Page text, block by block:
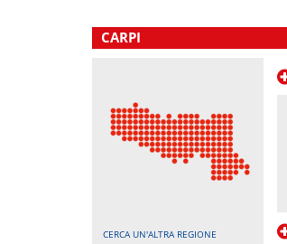
.
CARPI
CERCA UN'ALTRA REGIONE